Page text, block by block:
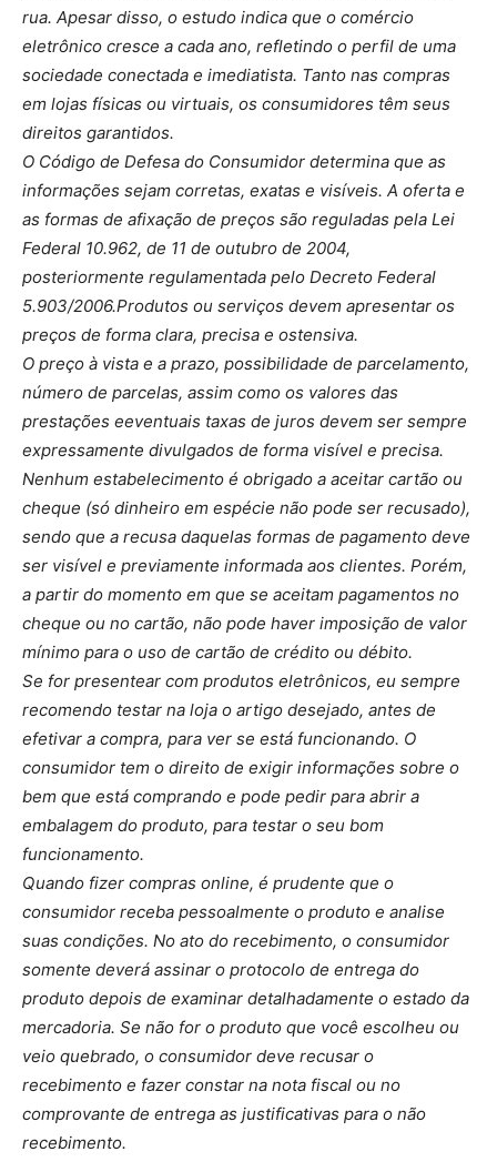
rua. Apesar disso, o estudo indica que o comércio
eletrônico cresce a cada ano, refletindo o perfil de uma
sociedade conectada e imediatista. Tanto nas compras
em lojas físicas ou virtuais, os consumidores têm seus
direitos garantidos.
O Código de Defesa do Consumidor determina que as
informações sejam corretas, exatas e visíveis. A oferta e
as formas de afixação de preços são reguladas pela Lei
Federal 10.962, de 11 de outubro de 2004,
posteriormente regulamentada pelo Decreto Federal
5.903/2006.Produtos ou serviços devem apresentar os
preços de forma clara, precisa e ostensiva.
O preço à vista e a prazo, possibilidade de parcelamento,
número de parcelas, assim como os valores das
prestações eeventuais taxas de juros devem ser sempre
expressamente divulgados de forma visível e precisa.
Nenhum estabelecimento é obrigado a aceitar cartão ou
cheque (só dinheiro em espécie não pode ser recusado),
sendo que a recusa daquelas formas de pagamento deve
ser visível e previamente informada aos clientes. Porém,
a partir do momento em que se aceitam pagamentos no
cheque ou no cartão, não pode haver imposição de valor
mínimo para o uso de cartão de crédito ou débito.
Se for presentear com produtos eletrônicos, eu sempre
recomendo testar na loja o artigo desejado, antes de
efetivar a compra, para ver se está funcionando. O
consumidor tem o direito de exigir informações sobre o
bem que está comprando e pode pedir para abrir a
embalagem do produto, para testar o seu bom
funcionamento.
Quando fizer compras online, é prudente que o
consumidor receba pessoalmente o produto e analise
suas condições. No ato do recebimento, o consumidor
somente deverá assinar o protocolo de entrega do
produto depois de examinar detalhadamente o estado da
mercadoria. Se não for o produto que você escolheu ou
veio quebrado, o consumidor deve recusar o
recebimento e fazer constar na nota fiscal ou no
comprovante de entrega as justificativas para o não
recebimento.